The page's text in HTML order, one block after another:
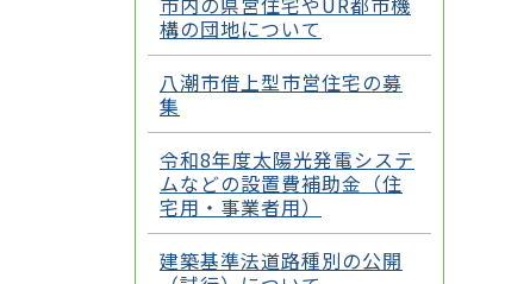
構の団地について
八潮市借上型市営住宅の募
集
令和8年度太陽光発電システ
ムなどの設置費補助金（住
宅用・事業者用）
建築基準法道路種別の公開